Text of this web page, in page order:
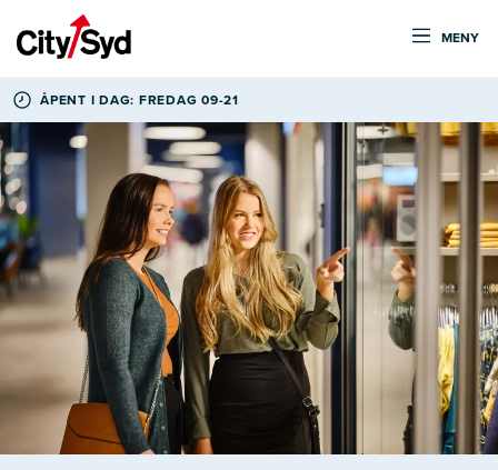
MENY
ÅPENT I DAG: FREDAG 09-21